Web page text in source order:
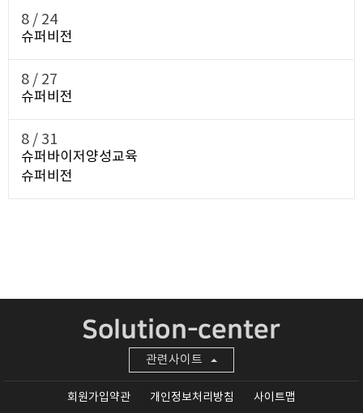
8 / 24
슈퍼비전
8 / 27
슈퍼비전
8 / 31
슈퍼바이저양성교육
슈퍼비전
관련사이트
회원가입약관 개인정보처리방침 사이트맵